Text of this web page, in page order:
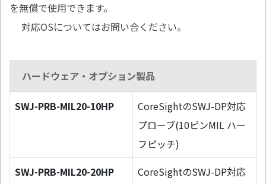
を無償で使用できます。
対応OSについてはお問い合ください。
ハードウェア・オプション製品
SWJ-PRB-MIL20-10HP
CoreSightのSWJ-DP対応
プローブ(10ピンMIL ハー
フピッチ)
SWJ-PRB-MIL20-20HP
CoreSightのSWJ-DP対応